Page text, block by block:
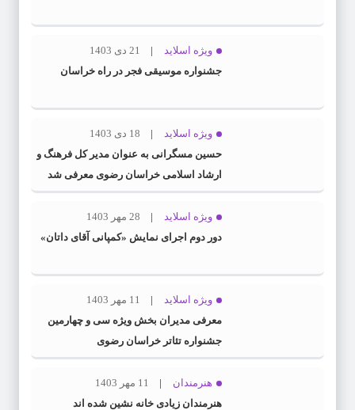
ویژه اسلاید
21 دی 1403
جشنواره موسیقی فجر در راه خراسان
ویژه اسلاید
18 دی 1403
حسین مسگرانی به عنوان مدیر کل فرهنگ و
ارشاد اسلامی خراسان رضوی معرفی شد
ویژه اسلاید
28 مهر 1403
دور دوم اجرای نمایش «کمپانی آقای داتان»
ویژه اسلاید
11 مهر 1403
معرفی مدیران بخش ویژه سی و چهارمین
جشنواره تئاتر خراسان رضوی
هنرمندان
11 مهر 1403
هنرمندان زیادی خانه نشین شده اند